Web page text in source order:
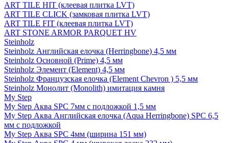
ART TILE HIT (клеевая плитка LVT)
ART TILE CLICK (замковая плитка LVT)
ART TILE FIT (клеевая плитка LVT)
ART STONE ARMOR PARQUET HV
Steinholz
Steinholz Английская елочка (Herringbone) 4,5 мм
Steinholz Основной (Prime) 4,5 мм
Steinholz Элемент (Element) 4,5 мм
Steinholz Французская елочка (Element Chevron ) 5,5 мм
Steinholz Монолит (Monolith) имитация камня
My Step
My Step Аква SPC 7мм c подложкой 1,5 мм
My Step Аква Английская елочка (Aqua Herringbone) SPC 6,5
мм с подложкой
My Step Аква SPC 4мм (ширина 151 мм)